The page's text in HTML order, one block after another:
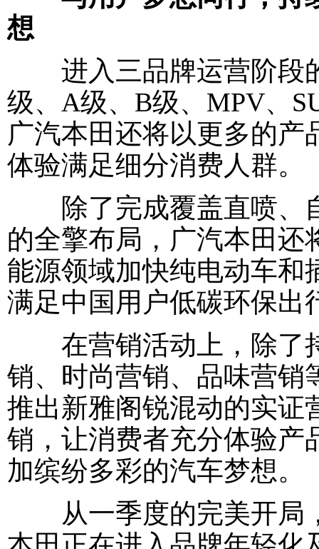
想
进入三品牌运营阶段
级、A级、B级、MPV、
广汽本田还将以更多的
体验满足细分消费人群。
除了完成覆盖直喷、
的全擎布局，广汽本田还
能源领域加快纯电动车和
满足中国用户低碳环保出
在营销活动上，除了
销、时尚营销、品味营销
推出新雅阁锐混动的实证
销，让消费者充分体验产
加缤纷多彩的汽车梦想。
从一季度的完美开局